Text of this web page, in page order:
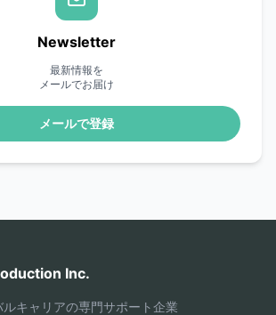
Newsletter
最新情報を
メールでお届け
メールで登録
Inc.
キャリアの専門サポート企業